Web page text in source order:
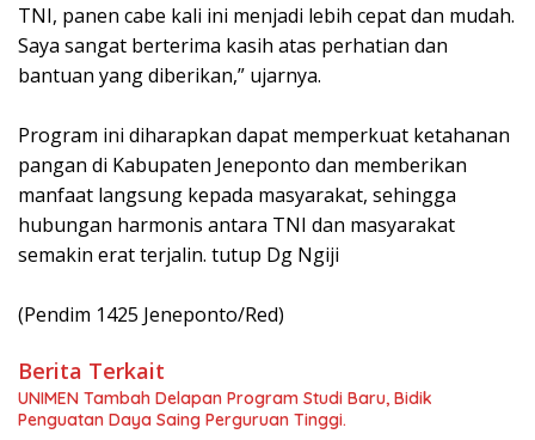
TNI, panen cabe kali ini menjadi lebih cepat dan mudah.
Saya sangat berterima kasih atas perhatian dan
bantuan yang diberikan,” ujarnya.
Program ini diharapkan dapat memperkuat ketahanan
pangan di Kabupaten Jeneponto dan memberikan
manfaat langsung kepada masyarakat, sehingga
hubungan harmonis antara TNI dan masyarakat
semakin erat terjalin. tutup Dg Ngiji
(Pendim 1425 Jeneponto/Red)
Berita Terkait
UNIMEN Tambah Delapan Program Studi Baru, Bidik
Penguatan Daya Saing Perguruan Tinggi.